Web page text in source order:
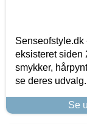
eksisteret siden
smykker,
se deres udvalg.
Se